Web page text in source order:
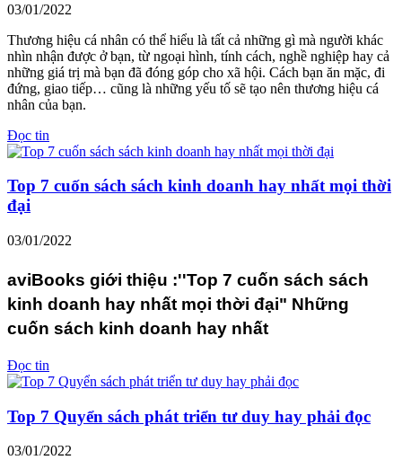
03/01/2022
Thương hiệu cá nhân có thể hiểu là tất cả những gì mà người khác
nhìn nhận được ở bạn, từ ngoại hình, tính cách, nghề nghiệp hay cả
những giá trị mà bạn đã đóng góp cho xã hội. Cách bạn ăn mặc, đi
đứng, giao tiếp… cũng là những yếu tố sẽ tạo nên thương hiệu cá
nhân của bạn.
Đọc tin
Top 7 cuốn sách sách kinh doanh hay nhất mọi thời
đại
03/01/2022
aviBooks giới thiệu :''Top 7 cuốn sách sách
kinh doanh hay nhất mọi thời đại" Những
cuốn sách kinh doanh hay nhất
Đọc tin
Top 7 Quyển sách phát triển tư duy hay phải đọc
03/01/2022